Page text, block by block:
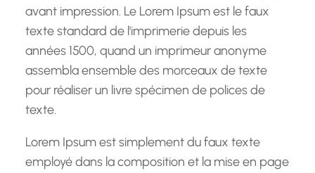
avant impression. Le Lorem Ipsum est le faux
texte standard de l'imprimerie depuis les
années 1500, quand un imprimeur anonyme
assembla ensemble des morceaux de texte
pour réaliser un livre spécimen de polices de
texte.
Lorem Ipsum est simplement du faux texte
employé dans la composition et la mise en page